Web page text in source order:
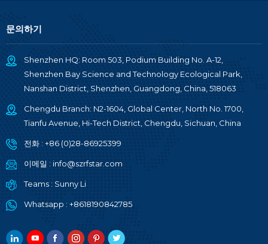
문의하기
Shenzhen HQ: Room 503, Podium Building No. A-12,
Shenzhen Bay Science and Technology Ecological Park,
Nanshan District, Shenzhen, Guangdong, China, 518063
Chengdu Branch: N2-1604, Global Center, North No. 1700,
Tianfu Avenue, Hi-Tech District, Chengdu, Sichuan, China
전화 : +86 (0)28-86925399
이메일 : info@szrfstar.com
Teams : Sunny Li
Whatsapp : +8618190842785